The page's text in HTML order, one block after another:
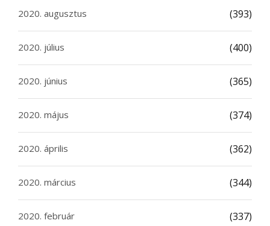
2020. augusztus (393)
2020. július (400)
2020. június (365)
2020. május (374)
2020. április (362)
2020. március (344)
2020. február (337)